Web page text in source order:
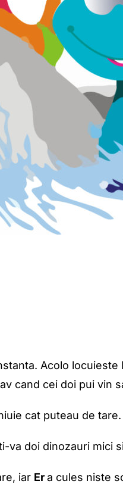
Acolo locuieste
cand cei doi pui vin
cat puteau de tare.
va doi dinozauri mici
iar Era cules niste